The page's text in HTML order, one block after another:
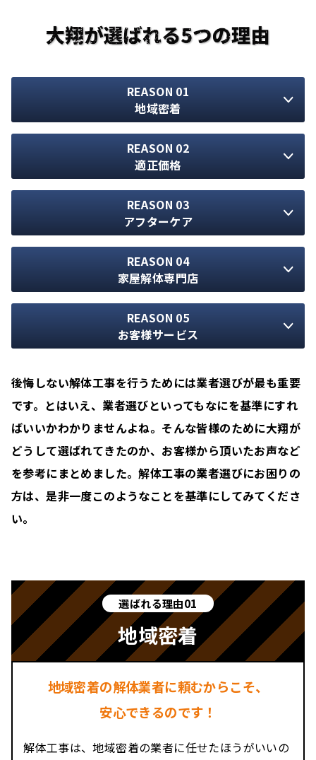
REASON 01
地域密着
REASON 02
適正価格
REASON 03
アフターケア
REASON 04
家屋解体専門店
REASON 05
お客様サービス
後悔しない解体工事を行うためには業者選びが最も重要
です。とはいえ、業者選びといってもなにを基準にすれ
ばいいかわかりませんよね。そんな皆様のために大翔が
どうして選ばれてきたのか、お客様から頂いたお声など
を参考にまとめました。解体工事の業者選びにお困りの
方は、是非一度このようなことを基準にしてみてくださ
い。
選ばれる理由01
地域密着
地域密着の解体業者に頼むからこそ、
安心できるのです！
解体工事は、地域密着の業者に任せたほうがいいの